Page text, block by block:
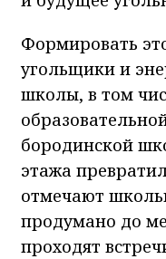
Формировать
угольщики и
школы, в том
бородинской
этажа
отмечают
продумано до
проходят